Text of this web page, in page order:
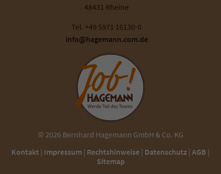
48431 Rheine
Tel. +49 5971 16130-0
info@hagemann.com.de
© 2026 Bernhard Hagemann GmbH & Co. KG
Kontakt | Impressum | Rechtshinweise | Datenschutz | AGB |
Sitemap